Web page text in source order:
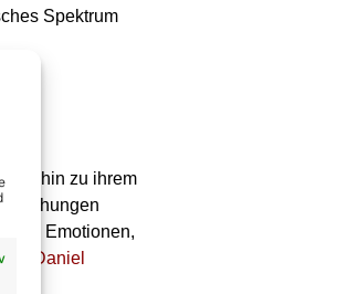
Spektrum
bis hin zu ihrem
– Emotionen,
ist Daniel